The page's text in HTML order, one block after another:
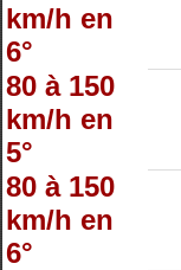
km/h en
6°
80 à 150
km/h en
5°
80 à 150
km/h en
6°